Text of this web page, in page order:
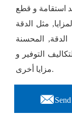
مثل الدقة
الدقة, المحسنة
التكاليف التوفير و
مزايا أخرى.
